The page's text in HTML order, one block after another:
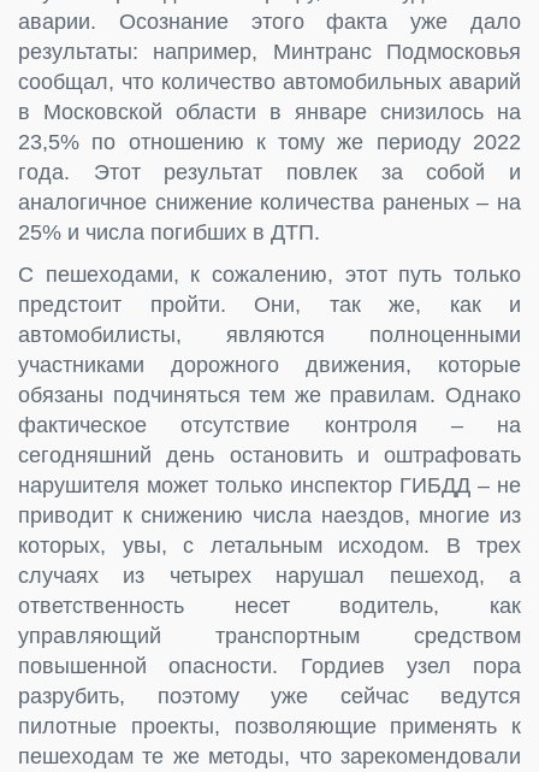
аварии. Осознание этого факта уже дало
результаты: например, Минтранс Подмосковья
сообщал, что количество автомобильных аварий
в Московской области в январе снизилось на
23,5% по отношению к тому же периоду 2022
года. Этот результат повлек за собой и
аналогичное снижение количества раненых – на
25% и числа погибших в ДТП.
С пешеходами, к сожалению, этот путь только
предстоит пройти. Они, так же, как и
автомобилисты, являются полноценными
участниками дорожного движения, которые
обязаны подчиняться тем же правилам. Однако
фактическое отсутствие контроля – на
сегодняшний день остановить и оштрафовать
нарушителя может только инспектор ГИБДД – не
приводит к снижению числа наездов, многие из
которых, увы, с летальным исходом. В трех
случаях из четырех нарушал пешеход, а
ответственность несет водитель, как
управляющий транспортным средством
повышенной опасности. Гордиев узел пора
разрубить, поэтому уже сейчас ведутся
пилотные проекты, позволяющие применять к
пешеходам те же методы, что зарекомендовали